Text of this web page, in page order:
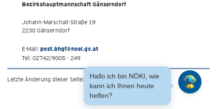
Bezirkshauptmannschaft Gänserndorf
Johann-Marschall-Straße 19
2230 Gänserndorf
E-Mail: post.bhgf@noel.gv.at
Tel: 02742/9005 - 249
Letzte Änderung dieser Seite: 18.11.2025Hallo ich bin NÖKI, wie
kann ich Ihnen heute
helfen?